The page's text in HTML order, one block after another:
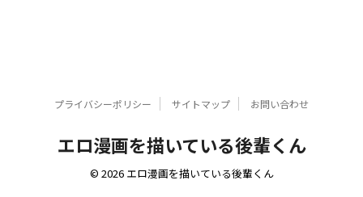
プライバシーポリシー サイトマップ お問い合わせ
エロ漫画を描いている後輩くん
© 2026 エロ漫画を描いている後輩くん